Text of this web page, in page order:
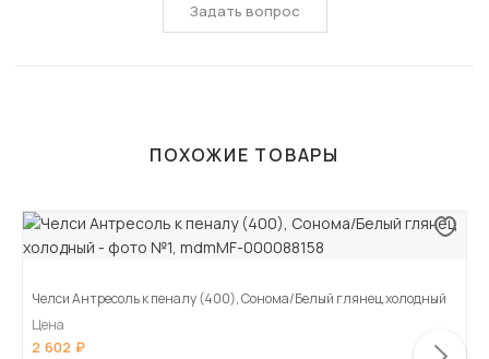
Задать вопрос
ПОХОЖИЕ ТОВАРЫ
Челси Антресоль к пеналу (400), Сонома/Белый глянец холодный
Цена
2 602